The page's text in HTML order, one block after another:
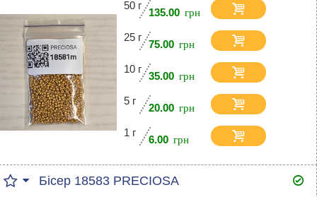
50 г
135.00
25 г
75.00
10 г
35.00
5 г
20.00
1 г
6.00
Бісер 18583 PRECIOSA